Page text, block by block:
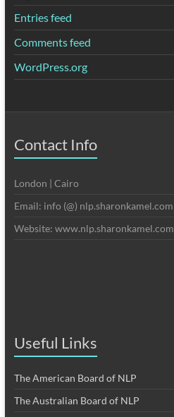
Entries feed
Comments feed
WordPress.org
Contact Info
London | Cairo
Email: info (@) nlp.sharonkamel.com
Website: www.nlp.sharonkamel.com
Useful Links
The American Board of NLP
The Australian Board of NLP